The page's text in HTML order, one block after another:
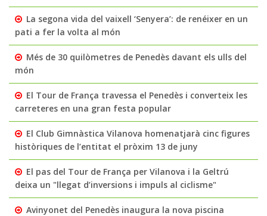
La segona vida del vaixell ‘Senyera’: de renéixer en un
pati a fer la volta al món
Més de 30 quilòmetres de Penedès davant els ulls del
món
El Tour de França travessa el Penedès i converteix les
carreteres en una gran festa popular
El Club Gimnàstica Vilanova homenatjarà cinc figures
històriques de l’entitat el pròxim 13 de juny
El pas del Tour de França per Vilanova i la Geltrú
deixa un "llegat d’inversions i impuls al ciclisme"
Avinyonet del Penedès inaugura la nova piscina